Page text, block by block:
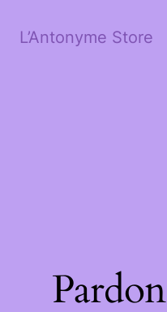
L’Antonyme Store